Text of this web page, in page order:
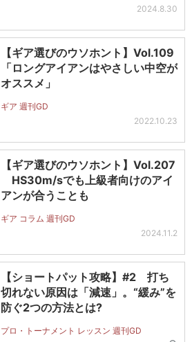
2024.8.30
【ギア選びのウソホント】Vol.109
「ロングアイアンはやさしい中空が
オススメ」
ギア 週刊GD
2022.10.23
【ギア選びのウソホント】Vol.207
HS30m/sでも上級者向けのアイ
アンが合うことも
ギア コラム 週刊GD
2024.11.2
【ショートパット攻略】#2 打ち
切れない原因は「減速」。“緩み”を
防ぐ2つの方法とは?
プロ・トーナメント レッスン 週刊GD